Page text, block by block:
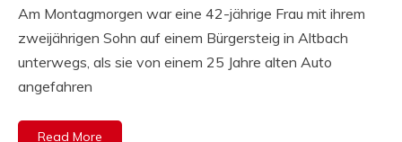
Am Montagmorgen war eine 42-jährige Frau mit ihrem
zweijährigen Sohn auf einem Bürgersteig in Altbach
unterwegs, als sie von einem 25 Jahre alten Auto
angefahren
Read More